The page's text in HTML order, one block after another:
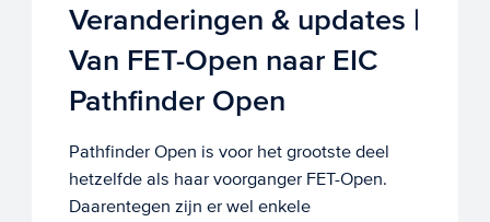
Veranderingen & updates |
Van FET-Open naar EIC
Pathfinder Open
Pathfinder Open is voor het grootste deel
hetzelfde als haar voorganger FET-Open.
Daarentegen zijn er wel enkele